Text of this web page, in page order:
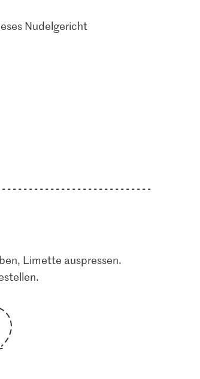
Nudelgericht
Limette auspressen.